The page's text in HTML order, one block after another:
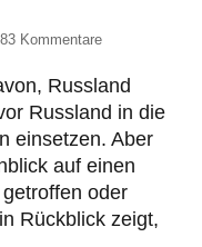
83 Kommentare
Russland
Russland in die
einsetzen. Aber
auf einen
oder
Rückblick zeigt,